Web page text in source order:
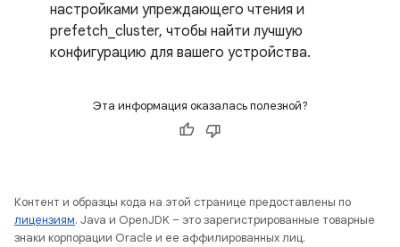
настройками упреждающего чтения и
prefetch_cluster, чтобы найти лучшую
конфигурацию для вашего устройства.
Эта информация оказалась полезной?
Контент и образцы кода на этой странице предоставлены по
лицензиям. Java и OpenJDK – это зарегистрированные товарные
знаки корпорации Oracle и ее аффилированных лиц.